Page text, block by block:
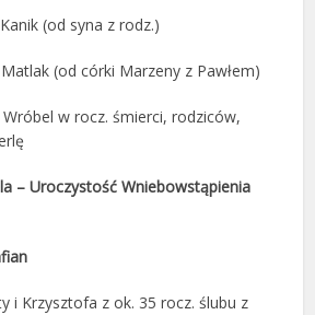
(od syna z rodz.)
(od córki Marzeny z Pawłem)
Wróbel w rocz. śmierci, rodziców,
– Uroczystość Wniebowstąpienia
i Krzysztofa z ok. 35 rocz. ślubu z